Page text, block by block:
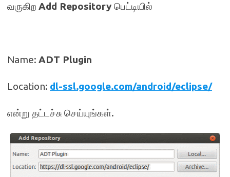
வருகிற Add Repository பெட்டியில்
Name: ADT Plugin
Location: dl-ssl.google.com/android/eclipse/
என்று தட்டச்சு செய்யுங்கள்.